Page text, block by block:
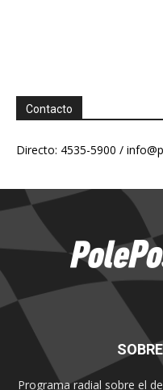
Contacto
Directo: 4535-5900 /
Programa radial sobre el